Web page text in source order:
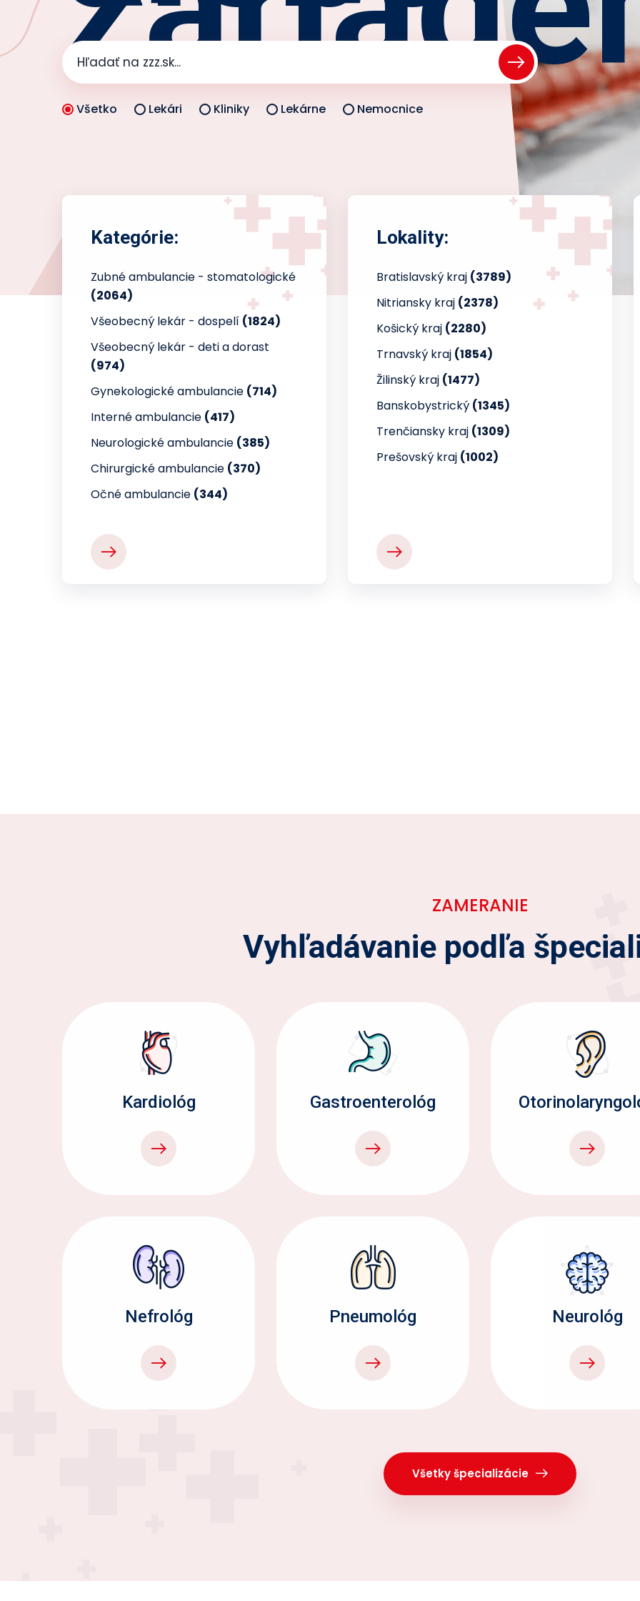
Všetko Lekári Kliniky Lekárne Nemocnice
Kategórie:
Zubné ambulancie - stomatologické
(2064)
Všeobecný lekár - dospelí (1824)
Všeobecný lekár - deti a dorast
(974)
Gynekologické ambulancie (714)
Interné ambulancie (417)
Neurologické ambulancie (385)
Chirurgické ambulancie (370)
Očné ambulancie (344)
Lokality:
Bratislavský kraj (3789)
Nitriansky kraj (2378)
Košický kraj (2280)
Trnavský kraj (1854)
Žilinský kraj (1477)
Banskobystrický (1345)
Trenčiansky kraj (1309)
Prešovský kraj (1002)
ZAMERANIE
Vyhľadávanie podľa
Kardiológ Gastroenterológ
Nefrológ Pneumológ Neurológ
Všetky špecializácie